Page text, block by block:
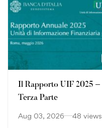
Il Rapporto UIF 2025 –
Terza Parte
Aug 03, 2026 48 views